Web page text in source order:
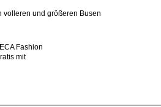
volleren und größeren Busen
Fashion
mit